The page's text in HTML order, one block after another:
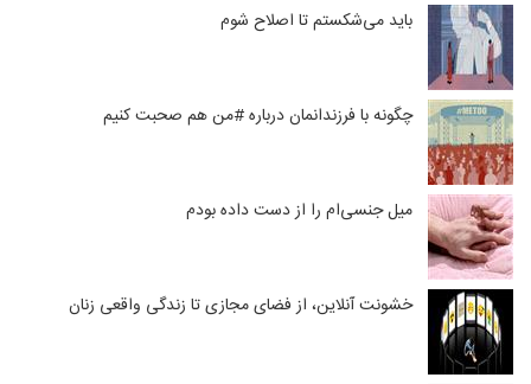
باید می‌شکستم تا اصلاح شوم
چگونه با فرزندانمان درباره #من هم صحبت کنیم
میل جنسی‌ام را از دست داده بودم
خشونت آنلاین، از فضای مجازی تا زندگی واقعی زنان